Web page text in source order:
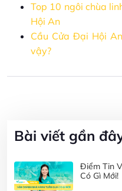
Top 10 ngôi chùa
Hội An
Cầu Cửa Đại Hội
vậy?
Bài viết gần
Điểm Tin
Có Gì Mới!